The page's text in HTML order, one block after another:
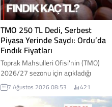
TMO 250 TL Dedi, Serbest
Piyasa Yerinde Saydı: Ordu’da
Fındık Fiyatları
Toprak Mahsulleri Ofisi'nin (TMO)
2026/27 sezonu için açıkladığı
kabuklu fındık alım fiyatlarının
ardından Ordu genelinde serbest
piyasada beklenen hareketlilik
7 Ağustos 2026 08:53 421